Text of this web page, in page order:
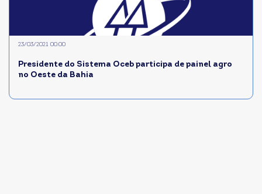
Presidente do Sistema Oceb participa de painel agro
no Oeste da Bahia
23/03/2021 00:00